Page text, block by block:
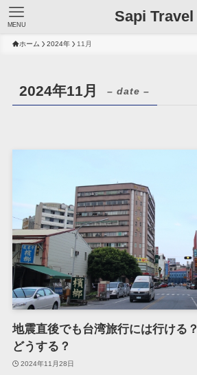
Sapi Travel
MENU
ホーム 2024年 11月
2024年11月 – date –
地震直後でも台湾旅行には行ける
どうする？
2024年11月28日